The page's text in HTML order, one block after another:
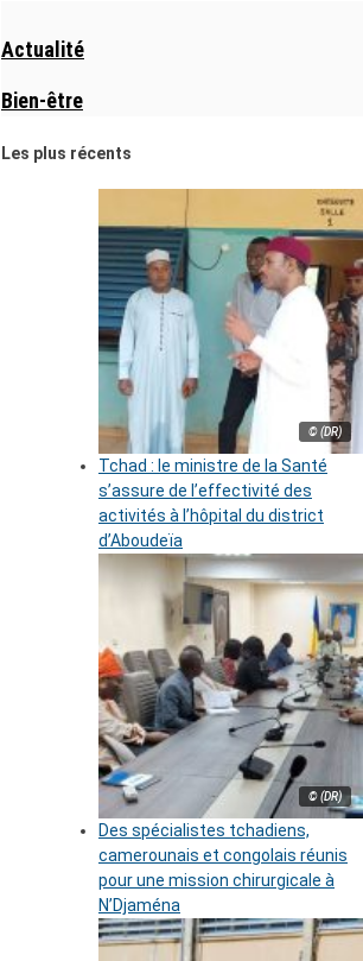
Actualité
Bien-être
Les plus récents
© (DR)
Tchad : le ministre de la Santé
s’assure de l’effectivité des
activités à l’hôpital du district
d’Aboudeïa
© (DR)
Des spécialistes tchadiens,
camerounais et congolais réunis
pour une mission chirurgicale à
N’Djaména